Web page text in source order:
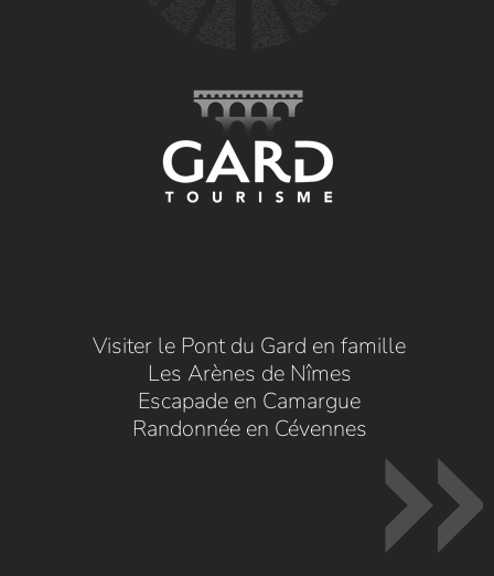
Visiter le Pont du Gard en famille
Les Arènes de Nîmes
Escapade en Camargue
Randonnée en Cévennes